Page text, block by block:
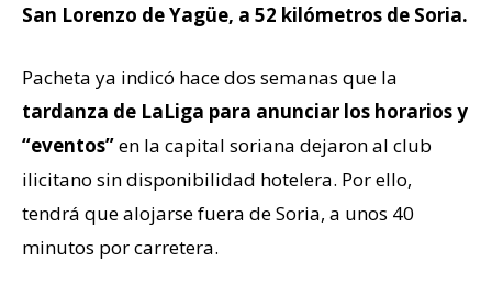
San Lorenzo de Yagüe, a 52 kilómetros de Soria.
Pacheta ya indicó hace dos semanas que la
tardanza de LaLiga para anunciar los horarios y
“eventos”en la capital soriana dejaron al club
ilicitano sin disponibilidad hotelera. Por ello,
tendrá que alojarse fuera de Soria, a unos 40
minutos por carretera.